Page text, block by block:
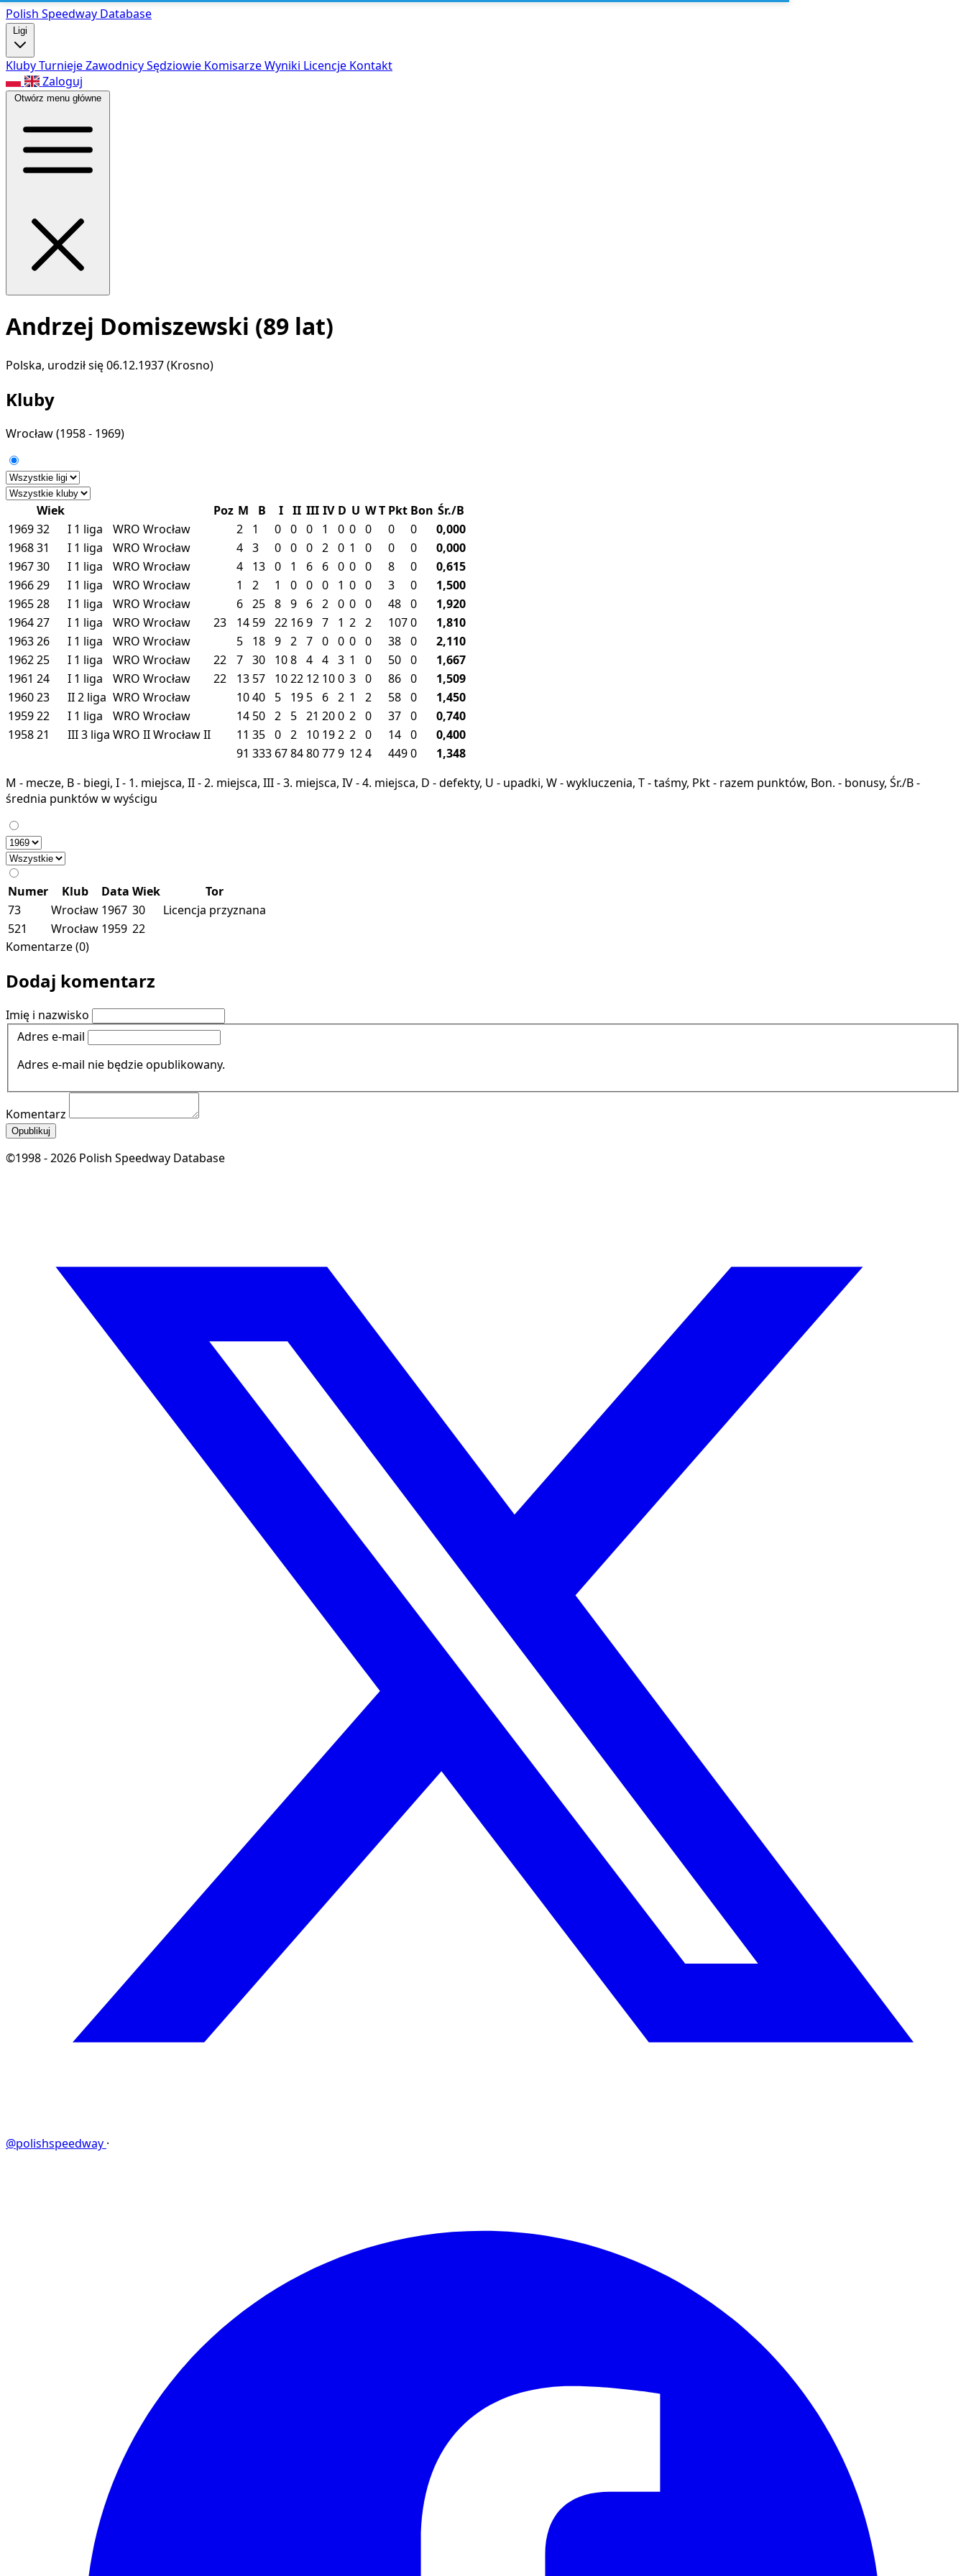
Polish Speedway Database
Ligi
KlubyTurniejeZawodnicySędziowie KomisarzeWyniki Licencje Kontakt
Zaloguj
Otwórz menu główne
Andrzej Domiszewski (89 lat)
Polska, urodził się 06.12.1937 (Krosno)
Kluby
Wrocław(1958 - 1969)
Wiek Poz M B I II III IV D U WT Pkt Bon Śr./B
196932 I 1 liga WRO Wrocław 2 1 0 0 0 1 0 0 0 0 0
0,000
196831 I 1 liga WRO Wrocław 4 3 0 0 0 2 0 1 0 0 0
0,000
196730 I 1 liga WRO Wrocław 4 13 0 1 6 6 0 0 0 8 0
0,615
196629 I 1 liga WRO Wrocław 1 2 1 0 0 0 1 0 0 3 0
1,500
196528 I 1 liga WRO Wrocław 6 25 8 9 6 2 0 0 0 48 0
1,920
196427 I 1 liga WRO Wrocław 23 14 59 22 169 7 1 2 2 1070
1,810
196326 I 1 liga WRO Wrocław 5 18 9 2 7 0 0 0 0 38 0
2,110
196225 I 1 liga WRO Wrocław 22 7 30 108 4 4 3 1 0 50 0
1,667
1961 24 I 1 liga WRO Wrocław 22 13 57 1022 12 100 3 0 86 0
1,509
196023 II2 liga WRO Wrocław 1040 5 19 5 6 2 1 2 58 0
1,450
195922 I 1 liga WRO Wrocław 14 50 2 5 21 200 2 0 37 0
0,740
195821 III3 liga WRO IIWrocław II 11 35 0 2 10 192 2 0 14 0
0,400
91 333 678480779 124 4490
1,348
M - mecze, B - biegi, I - 1. miejsca, II - 2. miejsca, III - 3. miejsca, IV - 4. miejsca, D - defekty, U - upadki, W - wykluczenia, T - taśmy, Pkt - razem punktów, Bon. - bonusy, Śr./B -
średnia punktów w wyścigu
Numer Klub Data Wiek
Tor
73
Wrocław 1967 30
Licencja przyznana
521
Wrocław 1959 22
Komentarze (0)
Dodaj komentarz
Imię i nazwisko
Adres e-mail
Adres e-mail nie będzie opublikowany.
Komentarz
Opublikuj
©1998 - 2026 Polish Speedway Database
@polishspeedway ·